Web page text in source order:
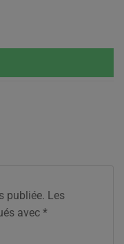
publiée. Les
avec *